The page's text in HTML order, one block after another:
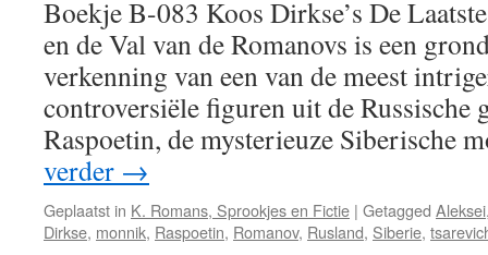
Boekje B-083 Koos Dirkse’s De
en de Val van de Romanovs is een
verkenning van een van de meest
controversiële figuren uit de Russische
Raspoetin, de mysterieuze Siberische
verder →
Geplaatst in K. Romans, Sprookjes en Fictie | Getagged Aleksei
Dirkse, monnik, Raspoetin, Romanov, Rusland, Siberie,